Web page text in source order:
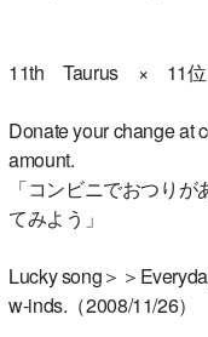
11th Taurus × 11
Donate your change at
amount.
「コンビニでおつり
てみよう」
Lucky song＞＞
w-inds.（2008/11/26）